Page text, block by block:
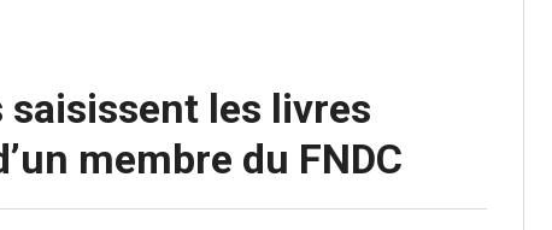
saisissent les livres
membre du FNDC